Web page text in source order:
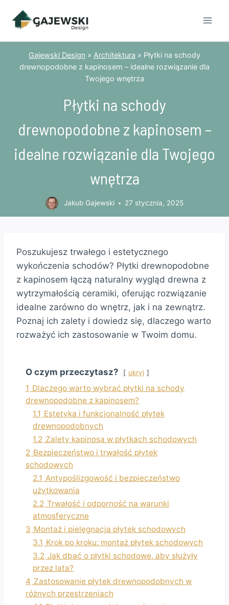
Gajewski Design » Architektura » Płytki na schody
drewnopodobne z kapinosem – idealne rozwiązanie dla
Twojego wnętrza
Płytki na schody
drewnopodobne z kapinosem –
idealne rozwiązanie dla Twojego
wnętrza
Jakub Gajewski 27 stycznia, 2025
Poszukujesz trwałego i estetycznego
wykończenia schodów? Płytki drewnopodobne
z kapinosem łączą naturalny wygląd drewna z
wytrzymałością ceramiki, oferując rozwiązanie
idealne zarówno do wnętrz, jak i na zewnątrz.
Poznaj ich zalety i dowiedz się, dlaczego warto
rozważyć ich zastosowanie w Twoim domu.
O czym przeczytasz? ukryj
1 Dlaczego warto wybrać płytki na schody
drewnopodobne z kapinosem?
1.1 Estetyka i funkcjonalność płytek
drewnopodobnych
1.2 Zalety kapinosa w płytkach schodowych
2 Bezpieczeństwo i trwałość płytek
schodowych
2.1 Antypoślizgowość i bezpieczeństwo
użytkowania
2.2 Trwałość i odporność na warunki
atmosferyczne
3 Montaż i pielęgnacja płytek schodowych
3.1 Krok po kroku: montaż płytek schodowych
3.2 Jak dbać o płytki schodowe, aby służyły
przez lata?
4 Zastosowanie płytek drewnopodobnych w
różnych przestrzeniach